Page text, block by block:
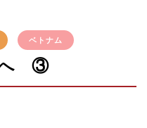
ベトナム
へ ③